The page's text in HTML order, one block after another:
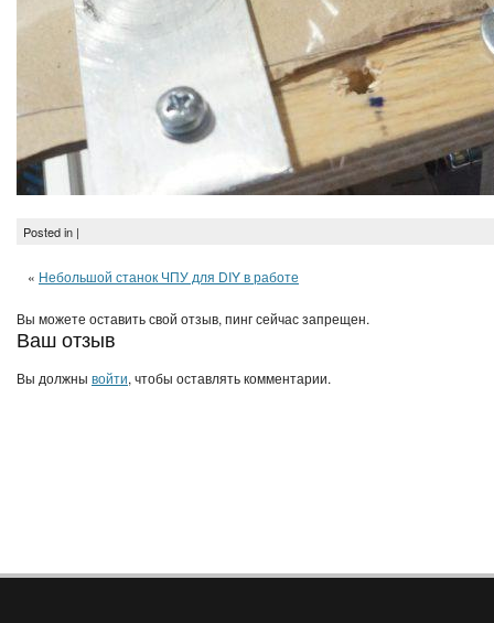
Posted in |
« Небольшой станок ЧПУ для DIY в работе
Вы можете оставить свой отзыв, пинг сейчас запрещен.
Ваш отзыв
Вы должны войти, чтобы оставлять комментарии.